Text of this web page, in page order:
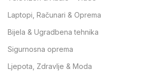
Laptopi, Računari & Oprema
Bijela & Ugradbena tehnika
Sigurnosna oprema
Ljepota, Zdravlje & Moda